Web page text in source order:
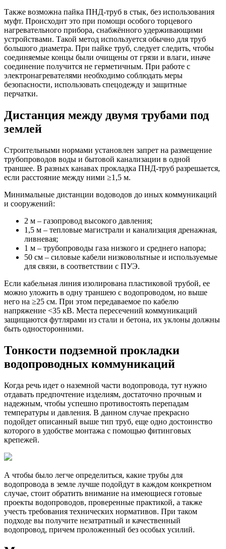
Также возможна пайка ПНД-труб в стык, без использования
муфт. Происходит это при помощи особого торцевого
нагревательного прибора, снабжённого удерживающими
устройствами. Такой метод используется обычно для труб
большого диаметра. При пайке труб, следует следить, чтобы
соединяемые концы были очищены от грязи и влаги, иначе
соединение получится не герметичным. При работе с
электронагревателями необходимо соблюдать меры
безопасности, использовать спецодежду и защитные
перчатки.
Дистанция между двумя трубами под
землей
Строительными нормами установлен запрет на размещение
трубопроводов воды и бытовой канализации в одной
траншее. В разных канавах прокладка ПНД-труб разрешается,
если расстояние между ними ≥1,5 м.
Минимальные дистанции водоводов до иных коммуникаций
и сооружений:
2 м – газопровод высокого давления;
1,5 м – тепловые магистрали и канализация дренажная,
ливневая;
1 м – трубопроводы газа низкого и среднего напора;
50 см – силовые кабели низковольтные и используемые
для связи, в соответствии с ПУЭ.
Если кабельная линия изолирована пластиковой трубой, ее
можно уложить в одну траншею с водопроводом, но выше
него на ≥25 см. При этом передаваемое по кабелю
напряжение <35 кВ. Места пересечений коммуникаций
защищаются футлярами из стали и бетона, их уклоны должны
быть односторонними.
Тонкости подземной прокладки
водопроводных коммуникаций
Когда речь идет о наземной части водопровода, тут нужно
отдавать предпочтение изделиям, достаточно прочным и
надежным, чтобы успешно противостоять перепадам
температуры и давления. В данном случае прекрасно
подойдет описанный выше тип труб, еще одно достоинство
которого в удобстве монтажа с помощью фитинговых
крепежей.
А чтобы было легче определиться, какие трубы для
водопровода в земле лучше подойдут в каждом конкретном
случае, стоит обратить внимание на имеющиеся готовые
проекты водопроводов, проверенные практикой, а также
учесть требования технических нормативов. При таком
подходе вы получите незатратный и качественный
водопровод, причем проложенный без особых усилий.